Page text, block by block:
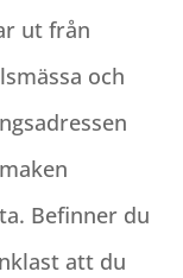
ut från
och
Befinner du
att du